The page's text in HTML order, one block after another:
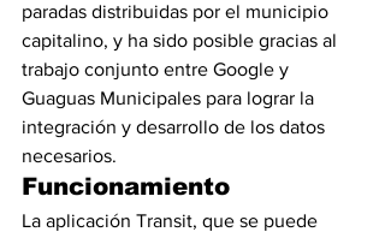
paradas distribuidas por el municipio
capitalino, y ha sido posible gracias al
trabajo conjunto entre Google y
Guaguas Municipales para lograr la
integración y desarrollo de los datos
necesarios.
Funcionamiento
La aplicación Transit, que se puede